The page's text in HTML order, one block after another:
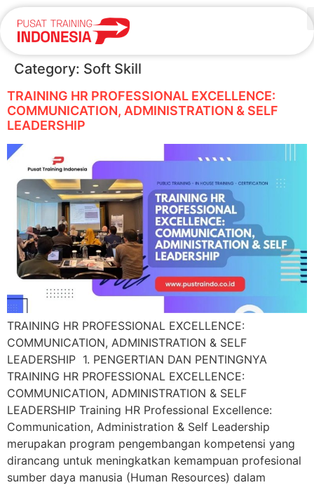
Category: Soft Skill
TRAINING HR PROFESSIONAL EXCELLENCE:
COMMUNICATION, ADMINISTRATION & SELF
LEADERSHIP
TRAINING HR PROFESSIONAL EXCELLENCE:
COMMUNICATION, ADMINISTRATION & SELF
LEADERSHIP 1. PENGERTIAN DAN PENTINGNYA
TRAINING HR PROFESSIONAL EXCELLENCE:
COMMUNICATION, ADMINISTRATION & SELF
LEADERSHIP Training HR Professional Excellence:
Communication, Administration & Self Leadership
merupakan program pengembangan kompetensi yang
dirancang untuk meningkatkan kemampuan profesional
sumber daya manusia (Human Resources) dalam